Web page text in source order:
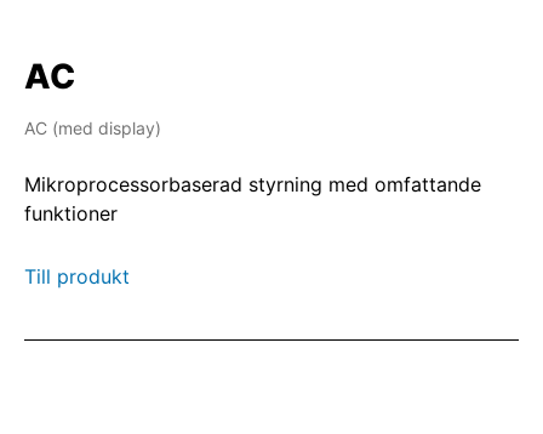
AC
AC (med display)
Mikroprocessorbaserad styrning med omfattande
funktioner
Till produkt